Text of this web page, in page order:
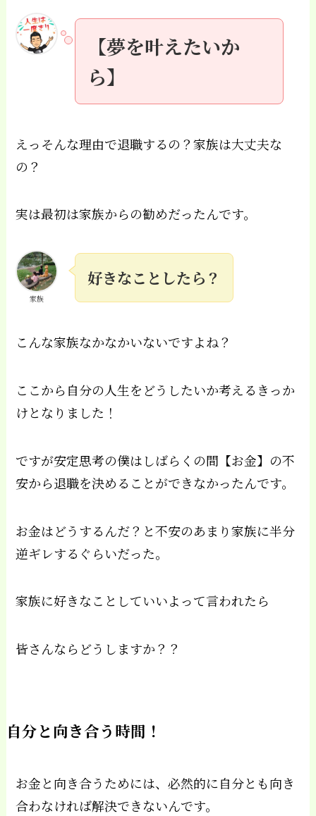
【夢を叶えたいか
ら】
えっそんな理由で退職するの？家族は大丈夫な
の？
実は最初は家族からの勧めだったんです。
家族
好きなことしたら？
こんな家族なかなかいないですよね？
ここから自分の人生をどうしたいか考えるきっか
けとなりました！
ですが安定思考の僕はしばらくの間【お金】の不
安から退職を決めることができなかったんです。
お金はどうするんだ？と不安のあまり家族に半分
逆ギレするぐらいだった。
家族に好きなことしていいよって言われたら
皆さんならどうしますか？？
自分と向き合う時間！
お金と向き合うためには、必然的に自分とも向き
合わなければ解決できないんです。